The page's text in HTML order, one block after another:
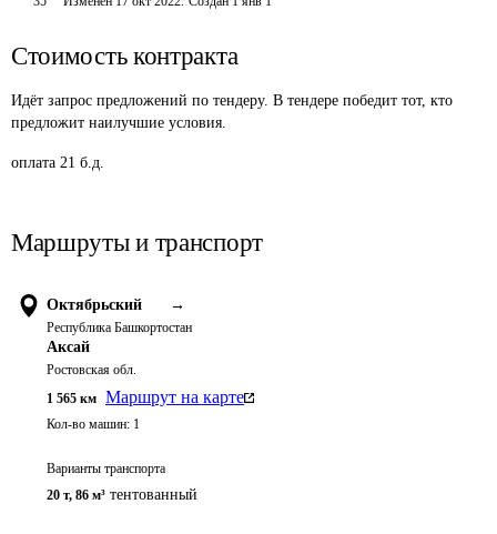
Стоимость контракта
Идёт запрос предложений по тендеру. В тендере победит тот, кто
предложит наилучшие условия.
оплата 21 б.д.
Маршруты и транспорт
Октябрьский →
Республика Башкортостан
Аксай
Ростовская обл.
1 565 км Маршрут на карте
Кол-во машин: 1
Варианты транспорта
20 т, 86 м³ тентованный